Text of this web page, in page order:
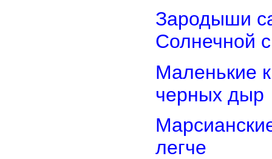
Зародыши
Солнечной
Маленькие
черных дыр
легче